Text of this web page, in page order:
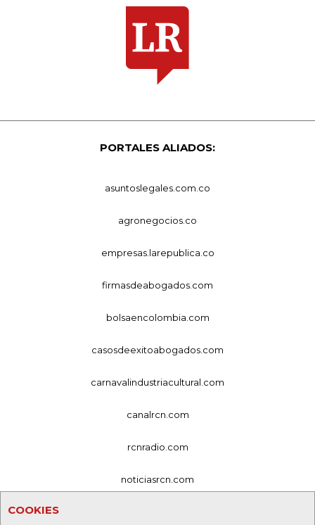
COOKIES
PORTALES ALIADOS:
asuntoslegales.com.co
agronegocios.co
empresas.larepublica.co
firmasdeabogados.com
bolsaencolombia.com
casosdeexitoabogados.com
carnavalindustriacultural.com
canalrcn.com
rcnradio.com
noticiasrcn.com